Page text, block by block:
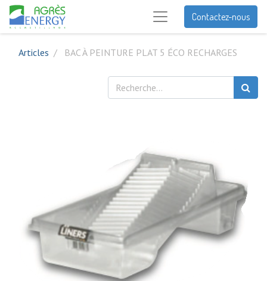
Contactez-nous
Articles BAC À PEINTURE PLAT 5 ÉCO RECHARGES